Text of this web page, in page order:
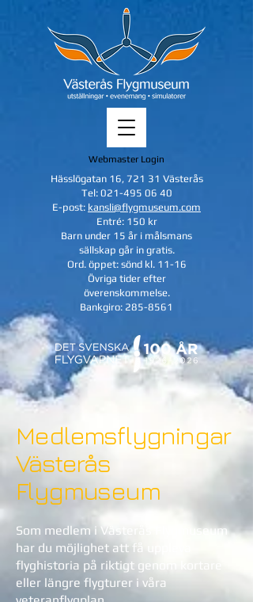
Hässlögatan 16, 721 31 Västerås
Tel: 021-495 06 40
E-post: kansli@flygmuseum.com
Entré: 150 kr
Barn under 15 år i målsmans
sällskap går in gratis.
Ord. öppet: sönd kl. 11-16
Övriga tider efter
överenskommelse.
Bankgiro: 285-8561
Webmaster Login
Medlemsflygningar
Västerås
Flygmuseum
Som medlem i Västerås Flygmuseum
har du möjlighet att få uppleva
flyghistoria på riktigt genom kortare
eller längre flygturer i våra